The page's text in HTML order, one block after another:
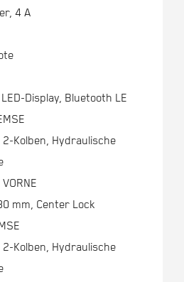
4 A
Display, Bluetooth LE
Kolben, Hydraulische
mm, Center Lock
Kolben, Hydraulische